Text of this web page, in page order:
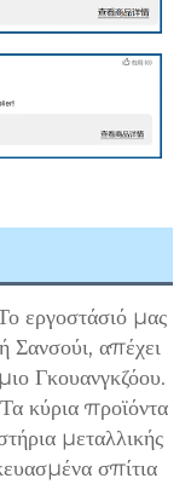
εργοστάσιό μας
Σανσούι, απέχει
Γκουανγκζόου.
κύρια προϊόντα
μεταλλικής
σπίτια